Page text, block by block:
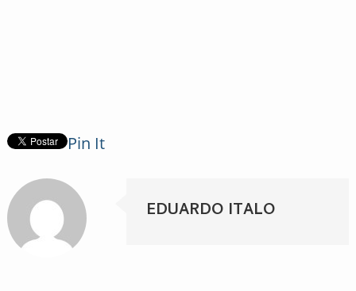
Pin It
EDUARDO ITALO